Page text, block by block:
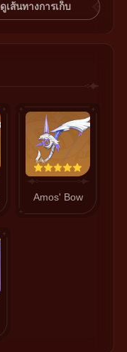
ดูเส้นทางการเก็บ
Amos' Bow